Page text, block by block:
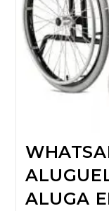
ALUGA